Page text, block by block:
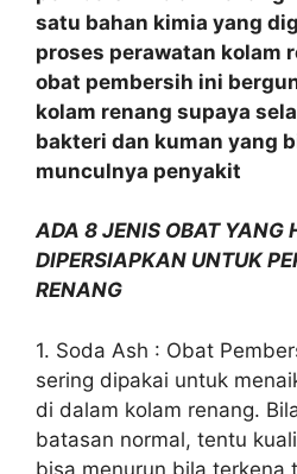
satu bahan kimia yang
proses perawatan kolam
obat pembersih ini
kolam renang supaya
bakteri dan kuman yang
munculnya penyakit
ADA 8 JENIS OBAT YANG
DIPERSIAPKAN UNTUK
RENANG
1. Soda Ash : Obat
sering dipakai untuk
di dalam kolam renang.
batasan normal, tentu
bisa menurun bila terkena